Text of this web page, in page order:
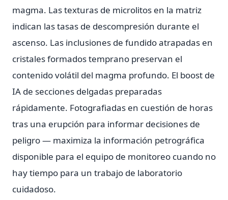
magma. Las texturas de microlitos en la matriz
indican las tasas de descompresión durante el
ascenso. Las inclusiones de fundido atrapadas en
cristales formados temprano preservan el
contenido volátil del magma profundo. El boost de
IA de secciones delgadas preparadas
rápidamente. Fotografiadas en cuestión de horas
tras una erupción para informar decisiones de
peligro — maximiza la información petrográfica
disponible para el equipo de monitoreo cuando no
hay tiempo para un trabajo de laboratorio
cuidadoso.